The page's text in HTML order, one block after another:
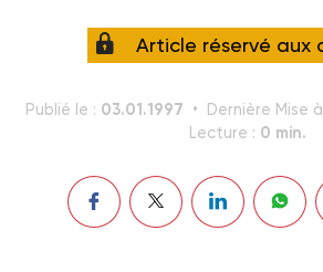
Article réservé aux
Publié le : 03.01.1997 Dernière Mise
Lecture : 0 min.